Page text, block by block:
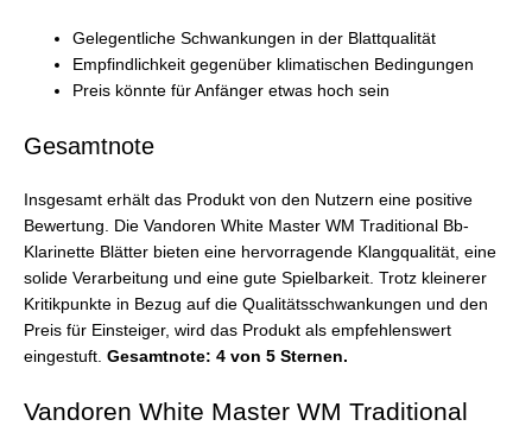
Gelegentliche Schwankungen in der Blattqualität
Empfindlichkeit gegenüber klimatischen Bedingungen
Preis könnte für Anfänger etwas hoch sein
Gesamtnote
Insgesamt erhält das Produkt von den Nutzern eine positive
Bewertung. Die Vandoren White Master WM Traditional Bb-
Klarinette Blätter bieten eine hervorragende Klangqualität, eine
solide Verarbeitung und eine gute Spielbarkeit. Trotz kleinerer
Kritikpunkte in Bezug auf die Qualitätsschwankungen und den
Preis für Einsteiger, wird das Produkt als empfehlenswert
eingestuft. Gesamtnote: 4 von 5 Sternen.
Vandoren White Master WM Traditional